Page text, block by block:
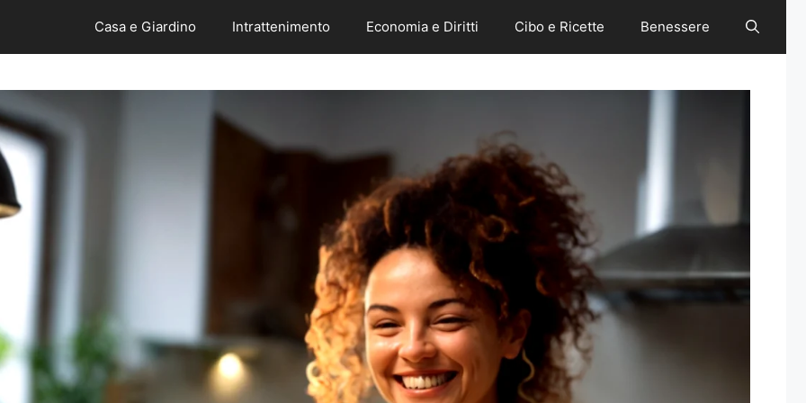
Casa e Giardino Intrattenimento Economia e Diritti Cibo e Ricette Benessere